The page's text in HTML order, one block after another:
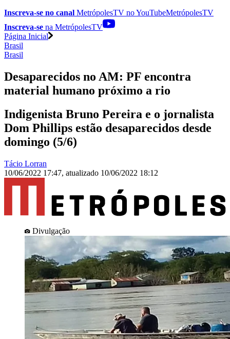
Inscreva-se no canal MetrópolesTV noYouTubeMetrópolesTV
Inscreva-se na MetrópolesTV
Página Inicial
Brasil
Brasil
Desaparecidos no AM: PF encontra
material humano próximo a rio
Indigenista Bruno Pereira e o jornalista
Dom Phillips estão desaparecidos desde
domingo (5/6)
Tácio Lorran
10/06/2022 17:47, atualizado 10/06/2022 18:12
Divulgação